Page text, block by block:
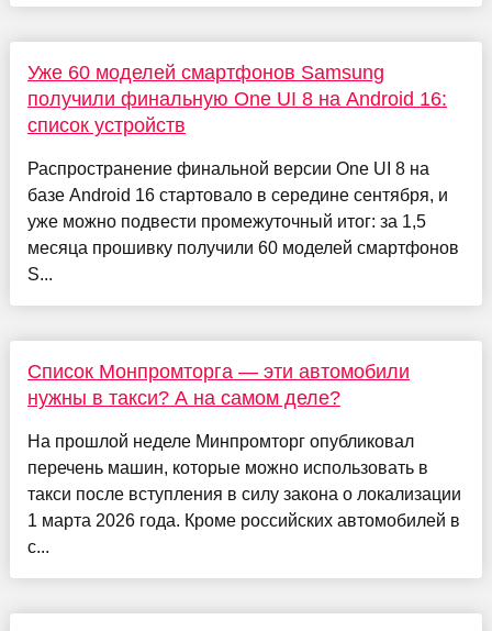
Уже 60 моделей смартфонов Samsung
получили финальную One UI 8 на Android 16:
список устройств
Распространение финальной версии One UI 8 на
базе Android 16 стартовало в середине сентября, и
уже можно подвести промежуточный итог: за 1,5
месяца прошивку получили 60 моделей смартфонов
S...
Список Монпромторга — эти автомобили
нужны в такси? А на самом деле?
На прошлой неделе Минпромторг опубликовал
перечень машин, которые можно использовать в
такси после вступления в силу закона о локализации
1 марта 2026 года. Кроме российских автомобилей в
с...